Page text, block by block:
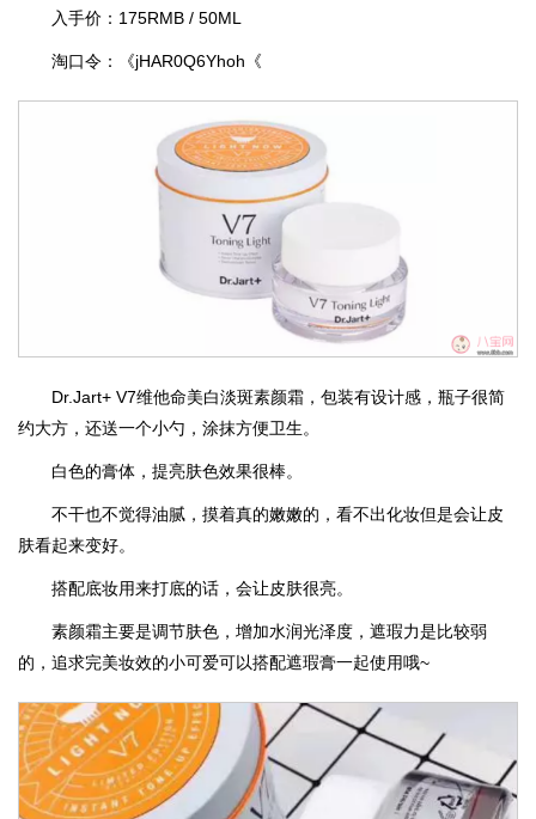
入手价：175RMB / 50ML
淘口令：《jHAR0Q6Yhoh《
Dr.Jart+ V7维他命美白淡斑素颜霜，包装有设计感，瓶子很简
约大方，还送一个小勺，涂抹方便卫生。
白色的膏体，提亮肤色效果很棒。
不干也不觉得油腻，摸着真的嫩嫩的，看不出化妆但是会让皮
肤看起来变好。
搭配底妆用来打底的话，会让皮肤很亮。
素颜霜主要是调节肤色，增加水润光泽度，遮瑕力是比较弱
的，追求完美妆效的小可爱可以搭配遮瑕膏一起使用哦~